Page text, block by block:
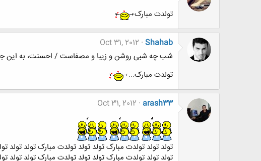
تولدت مبارک
Shahab
Oct 31, 2012
شب چه شبی روشن و زیبا و مصفاست / احسنت، به این
تولدت مبارک...
arash33
Oct 31, 2012
تولد تولد تولدت مبارک تولد تولد تولدت مبارک تولد تولد
تولد تولد تولدت مبارک تولد تولد تولدت مبارک تولد تولد